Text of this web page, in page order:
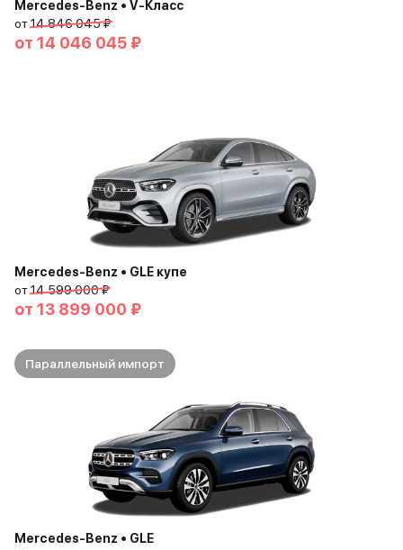
Mercedes-Benz • V-Класс
от14 846 045 ₽
от 14 046 045 ₽
Mercedes-Benz • GLE купе
от14 599 000 ₽
от 13 899 000 ₽
Параллельный импорт
Mercedes-Benz • GLE